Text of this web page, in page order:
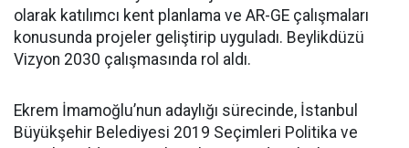
olarak katılımcı kent planlama ve AR-GE çalışmaları
konusunda projeler geliştirip uyguladı. Beylikdüzü
Vizyon 2030 çalışmasında rol aldı.
Ekrem İmamoğlu’nun adaylığı sürecinde, İstanbul
Büyükşehir Belediyesi 2019 Seçimleri Politika ve